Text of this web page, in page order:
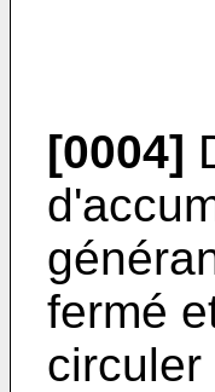
[0004]
fermé